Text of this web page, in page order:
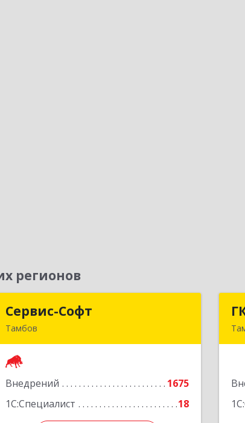
регионов
Сервис-Софт
Тамбов
Внедрений
1675
1С:Специалист
18
Подробнее